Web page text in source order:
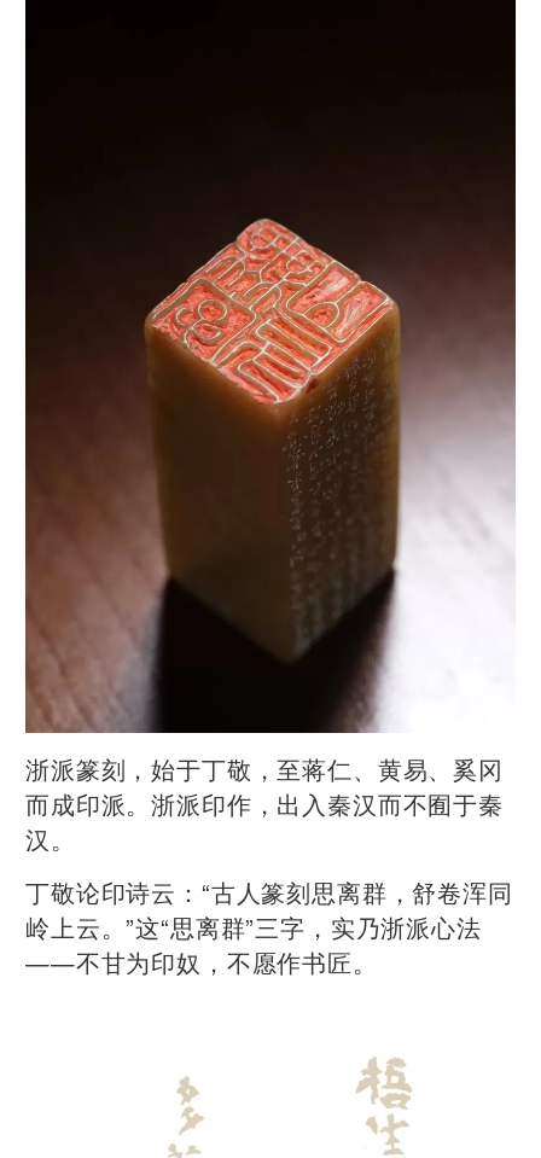
浙派篆刻，始于丁敬，至蒋仁、黄易、奚冈
而成印派。浙派印作，出入秦汉而不囿于秦
汉。
丁敬论印诗云：“古人篆刻思离群，舒卷浑同
岭上云。”这“思离群”三字，实乃浙派心法
——不甘为印奴，不愿作书匠。